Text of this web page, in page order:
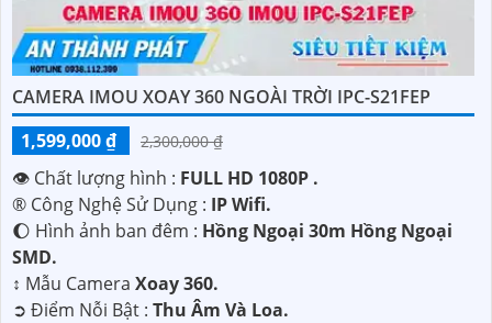
CAMERA IMOU XOAY 360 NGOÀI TRỜI IPC-S21FEP
1,599,000 ₫
2,300,000 ₫
👁 Chất lượng hình : FULL HD 1080P .
®️ Công Nghệ Sử Dụng : IP Wifi.
🌔 Hình ảnh ban đêm : Hồng Ngoại 30m Hồng Ngoại
SMD.
↕️ Mẫu Camera Xoay 360.
️➲ Điểm Nỗi Bật : Thu Âm Và Loa.